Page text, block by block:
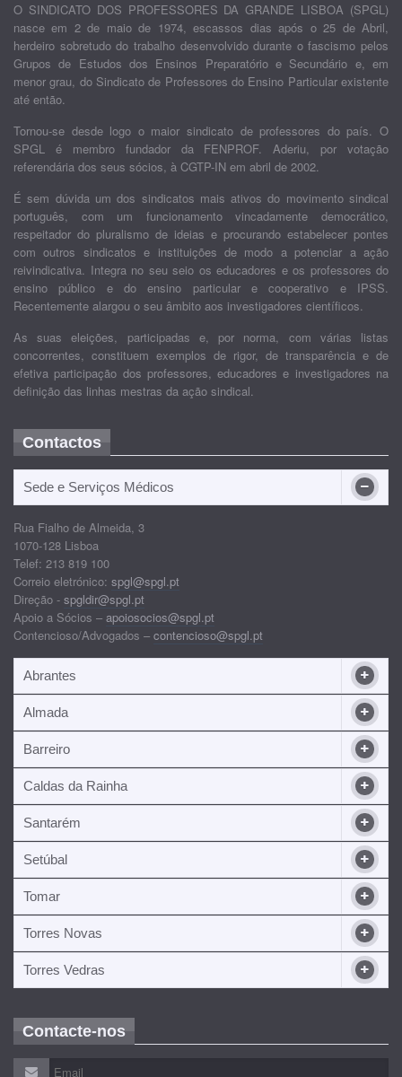
O SINDICATO DOS PROFESSORES DA GRANDE LISBOA (SPGL)
nasce em 2 de maio de 1974, escassos dias após o 25 de Abril,
herdeiro sobretudo do trabalho desenvolvido durante o fascismo pelos
Grupos de Estudos dos Ensinos Preparatório e Secundário e, em
menor grau, do Sindicato de Professores do Ensino Particular existente
até então.
Tornou-se desde logo o maior sindicato de professores do país. O
SPGL é membro fundador da FENPROF. Aderiu, por votação
referendária dos seus sócios, à CGTP-IN em abril de 2002.
É sem dúvida um dos sindicatos mais ativos do movimento sindical
português, com um funcionamento vincadamente democrático,
respeitador do pluralismo de ideias e procurando estabelecer pontes
com outros sindicatos e instituições de modo a potenciar a ação
reivindicativa. Integra no seu seio os educadores e os professores do
ensino público e do ensino particular e cooperativo e IPSS.
Recentemente alargou o seu âmbito aos investigadores científicos.
As suas eleições, participadas e, por norma, com várias listas
concorrentes, constituem exemplos de rigor, de transparência e de
efetiva participação dos professores, educadores e investigadores na
definição das linhas mestras da ação sindical.
Contactos
Sede e Serviços Médicos
Rua Fialho de Almeida, 3
1070-128 Lisboa
Telef: 213 819 100
Correio eletrónico: spgl@spgl.pt
Direção - spgldir@spgl.pt
Apoio a Sócios – apoiosocios@spgl.pt
Contencioso/Advogados – contencioso@spgl.pt
Abrantes
Almada
Barreiro
Caldas da Rainha
Santarém
Setúbal
Tomar
Torres Novas
Torres Vedras
Contacte-nos